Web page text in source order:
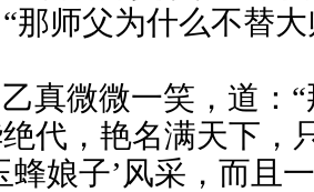
那师父为什么不替
真微微一笑，道：“
代，艳名满天下，
蜂娘子’风采，而且